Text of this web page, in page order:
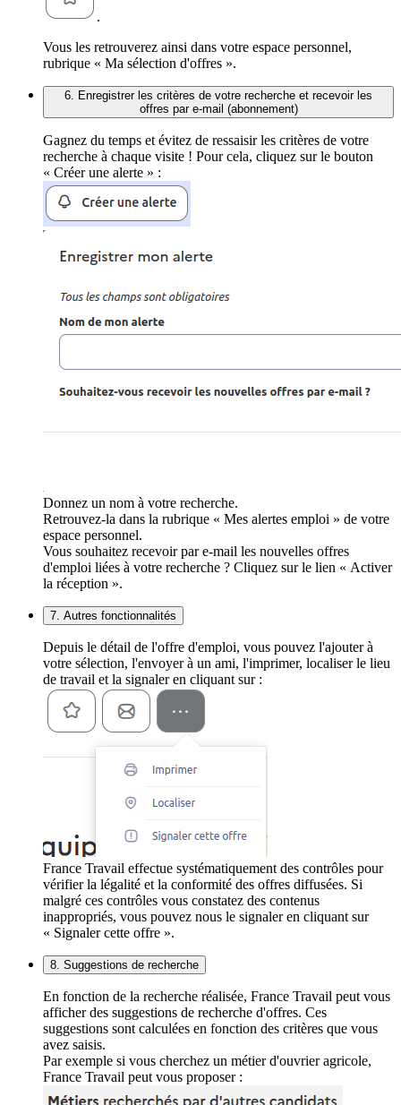
.
Vous les retrouverez ainsi dans votre espace personnel,
rubrique « Ma sélection d'offres ».
6. Enregistrer les critères de votre recherche et recevoir les
offres par e-mail (abonnement)
Gagnez du temps et évitez de ressaisir les critères de votre
recherche à chaque visite ! Pour cela, cliquez sur le bouton
« Créer une alerte » :
Donnez un nom à votre recherche.
Retrouvez-la dans la rubrique « Mes alertes emploi » de votre
espace personnel.
Vous souhaitez recevoir par e-mail les nouvelles offres
d'emploi liées à votre recherche ? Cliquez sur le lien « Activer
la réception ».
7. Autres fonctionnalités
Depuis le détail de l'offre d'emploi, vous pouvez l'ajouter à
votre sélection, l'envoyer à un ami, l'imprimer, localiser le lieu
de travail et la signaler en cliquant sur :
France Travail effectue systématiquement des contrôles pour
vérifier la légalité et la conformité des offres diffusées. Si
malgré ces contrôles vous constatez des contenus
inappropriés, vous pouvez nous le signaler en cliquant sur
« Signaler cette offre ».
8. Suggestions de recherche
En fonction de la recherche réalisée, France Travail peut vous
afficher des suggestions de recherche d'offres. Ces
suggestions sont calculées en fonction des critères que vous
avez saisis.
Par exemple si vous cherchez un métier d'ouvrier agricole,
France Travail peut vous proposer :